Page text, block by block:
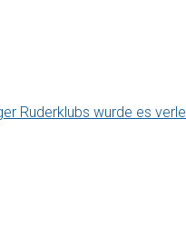
Ruderklubs wurde es